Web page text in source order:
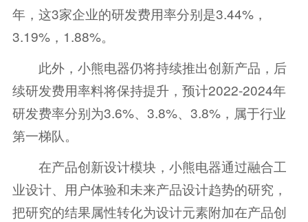
年，这3家企业的研发费用率分别是3.44%，
3.19%，1.88%。
此外，小熊电器仍将持续推出创新产品，后
续研发费用率料将保持提升，预计2022-2024年
研发费率分别为3.6%、3.8%、3.8%，属于行业
第一梯队。
在产品创新设计模块，小熊电器通过融合工
业设计、用户体验和未来产品设计趋势的研究，
把研究的结果属性转化为设计元素附加在产品创